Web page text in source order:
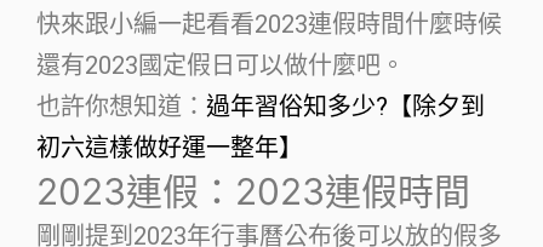
快來跟小編一起看看2023連假時間什麼時候
還有2023國定假日可以做什麼吧。
也許你想知道： 過年習俗知多少?【除夕到
初六這樣做好運一整年】
2023連假：2023連假時間
剛剛提到2023年行事曆公布後可以放的假多